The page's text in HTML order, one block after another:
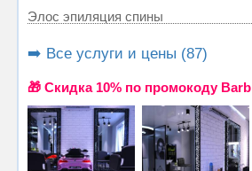
Элос эпиляция спины
➡️ Все услуги и цены (87)
🎁 Cкидка 10% по промокоду Barb